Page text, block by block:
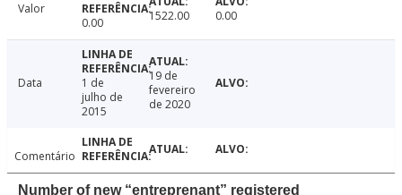
Valor
0.00
1522.00 0.00
Data
1 de
julho de
2015
19 de
fevereiro
de 2020
Comentário
Number of new “entreprenant” registered